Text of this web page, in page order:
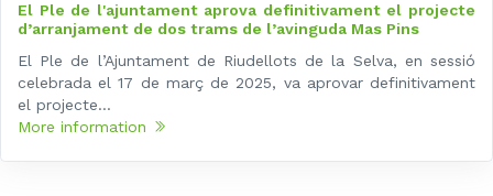
El Ple de l'ajuntament aprova definitivament el projecte
d’arranjament de dos trams de l’avinguda Mas Pins
El Ple de l’Ajuntament de Riudellots de la Selva, en sessió
celebrada el 17 de març de 2025, va aprovar definitivament
el projecte...
More information